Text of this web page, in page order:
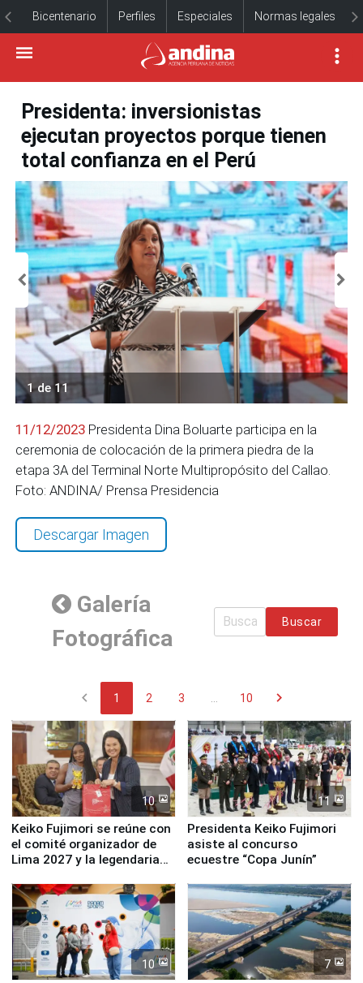
Bicentenario Perfiles Especiales Normas legales
Presidenta: inversionistas
ejecutan proyectos porque tienen
total confianza en el Perú
1 de 11
11/12/2023 Presidenta Dina Boluarte participa en la
ceremonia de colocación de la primera piedra de la
etapa 3A del Terminal Norte Multipropósito del Callao.
Foto: ANDINA/ Prensa Presidencia
Descargar Imagen
Galería
Fotográfica
Buscar
chevron_left 1 2 3 10 chevron_right
10
Keiko Fujimori se reúne con
el comité organizador de
Lima 2027 y la legendaria
11
Presidenta Keiko Fujimori
asiste al concurso
ecuestre “Copa Junín”
10 7